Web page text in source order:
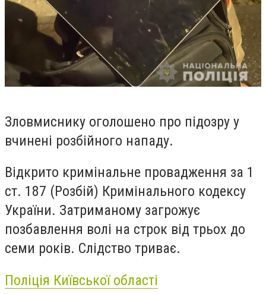
Зловмиснику оголошено про підозру у
вчинені розбійного нападу.
Відкрито кримінальне провадження за 1
ст. 187 (Розбій) Кримінального кодексу
України. Затриманому загрожує
позбавлення волі на строк від трьох до
семи років. Слідство триває.
Поліція Київської області